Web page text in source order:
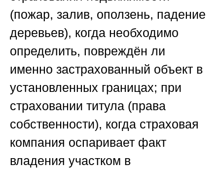
(пожар, залив, оползень, падение
деревьев), когда необходимо
определить, повреждён ли
именно застрахованный объект в
установленных границах; при
страховании титула (права
собственности), когда страховая
компания оспаривает факт
владения участком в